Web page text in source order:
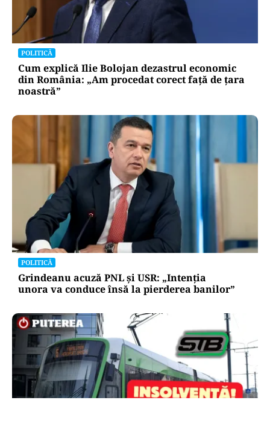
POLITICĂ
Cum explică Ilie Bolojan dezastrul economic
din România: „Am procedat corect față de țara
noastră”
POLITICĂ
Grindeanu acuză PNL și USR: „Intenția
unora va conduce însă la pierderea banilor”